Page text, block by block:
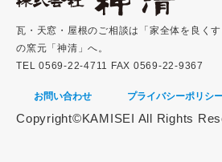
瓦・天窓・屋根のご相談は「家全体を良く
の窯元「神清」へ。
TEL 0569-22-4711 FAX 0569-22-9367
お問い合わせ プライバシーポリシ
Copyright©KAMISEI All Rights